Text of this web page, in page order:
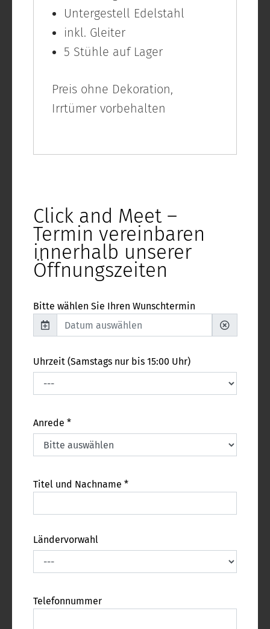
Untergestell Edelstahl
inkl. Gleiter
5 Stühle auf Lager
Preis ohne Dekoration,
Irrtümer vorbehalten
Click and Meet –
Termin vereinbaren
innerhalb unserer
Öffnungszeiten
Bitte wählen Sie Ihren Wunschtermin
Uhrzeit (Samstags nur bis 15:00 Uhr)
Anrede *
Titel und Nachname *
Ländervorwahl
Telefonnummer